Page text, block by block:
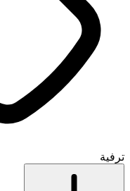
ترفية